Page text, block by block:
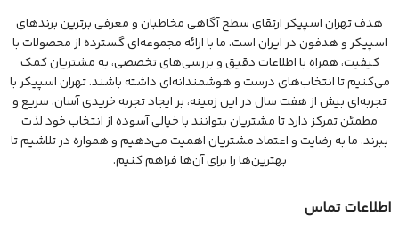
هدف تهران اسپیکر ارتقای سطح آگاهی مخاطبان و معرفی برترین برندهای
اسپیکر و هدفون در ایران است. ما با ارائه مجموعه‌ای گسترده از محصولات با
کیفیت، همراه با اطلاعات دقیق و بررسی‌های تخصصی، به مشتریان کمک
می‌کنیم تا انتخاب‌های درست و هوشمندانه‌ای داشته باشند. تهران اسپیکر با
تجربه‌ای بیش از هفت سال در این زمینه، بر ایجاد تجربه خریدی آسان، سریع و
مطمئن تمرکز دارد تا مشتریان بتوانند با خیالی آسوده از انتخاب خود لذت
ببرند. ما به رضایت و اعتماد مشتریان اهمیت می‌دهیم و همواره در تلاشیم تا
بهترین‌ها را برای آن‌ها فراهم کنیم.
اطلاعات تماس